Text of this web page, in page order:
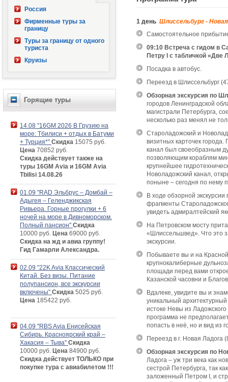
1 день Шлиссельбург -
Самостоятельное
09:10 Встреча с гидом в
Петру I с табличкой «Две
Посадка в автобус.
Переезд в Шлиссельбург
Обзорная экскурсия по
городов Ленинградской
магистрали Петербурга,
несколько раз менял не
Староладожский и
визитных карточек
канал был своеобразным
позволяющим кораблям
крупнейшее
Новоладожский канал,
поныне – сегодня по нему
В ходе обзорной
фрагменты
увидеть адмиралтейский
На Петровском мосту
«Шлиссельшвед». Что это
экскурсии.
Побываете вы и на
крупнокалиберные
площади перед вами
Казанской часовни и
Вдалеке, увидите вы и
уникальный
истоке Невы из
программа не
попасть в неё, но и вид из
Переезд в г. Новая Ладога
Обзорная экскурсия по
Ладога – уж три века как
сестрой Петербурга, так
заложенный Петром I, и
Россия
Фирменные туры за
границу
Туры за границу от одного
туриста
Круизы
Горящие туры
14.08 "16GM 2026 В Грузию на
море: Тбилиси + отдых в Батуми
+ Турция*" Скидка 15075 руб.
Цена 70852 руб.
Скидка действует также на
туры 16GM Avia и 16GM Avia
Tbilisi 14.08.26
01.09 "RAD Эльбрус – Домбай –
Адыгея – Геленджикская
Ривьера. Горные прогулки + 6
ночей на море в Дивноморском.
Полный пансион" Скидка
10000 руб. Цена 69000 руб.
Скидка на жд и авиа группу!
Гид Гамарли Александра.
02.09 "22K Avia Классический
Китай. Без визы. Питание
полупансион, все экскурсии
включены" Скидка 5025 руб.
Цена 185422 руб.
04.09 "RBS Avia Енисейская
Сибирь. Красноярский край –
Хакасия – Тыва" Скидка
10000 руб. Цена 84900 руб.
Скидка действует ТОЛЬКО при
покупке тура с авиабилетом !!!